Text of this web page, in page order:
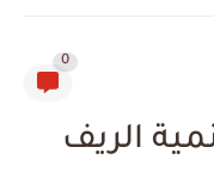
0
الريف